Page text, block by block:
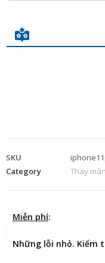
SKU
Category
Thay
Miễn phí:
Những lỗi nhỏ. Kiểm